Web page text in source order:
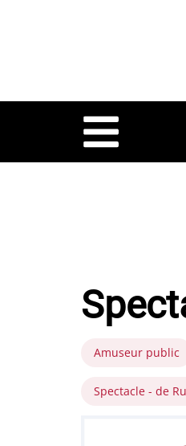
Amuseur public
Spectacle - de